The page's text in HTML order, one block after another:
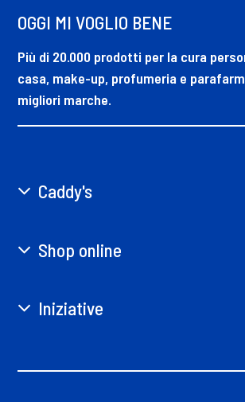
OGGI MI VOGLIO BENE
Più di 20.000 prodotti per la cura
casa, make-up, profumeria e
migliori marche.
Caddy's
Shop online
Iniziative